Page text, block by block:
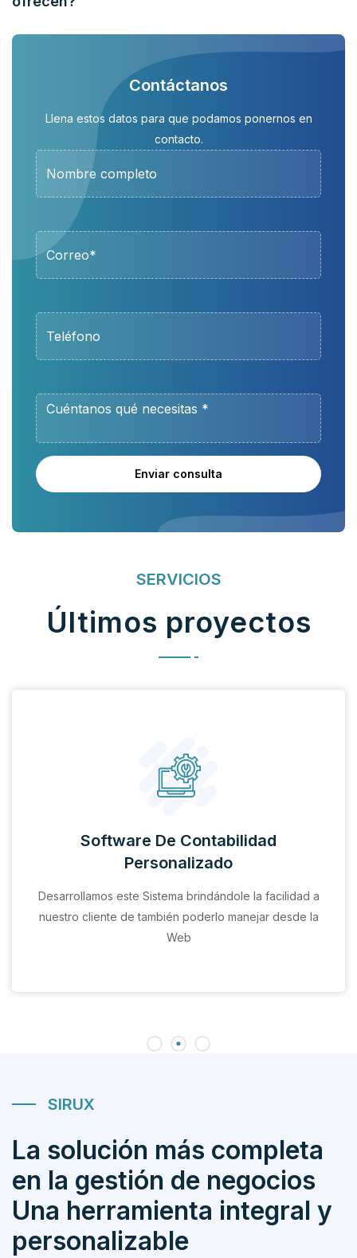
Contáctanos
Llena estos datos para que podamos ponernos en
contacto.
Enviar consulta
SERVICIOS
Últimos proyectos
Software De Contabilidad
Personalizado
Desarrollamos este Sistema brindándole la facilidad a
nuestro cliente de también poderlo manejar desde la
Web
SIRUX
La solución más completa
en la gestión de negocios
Una herramienta integral y
personalizable